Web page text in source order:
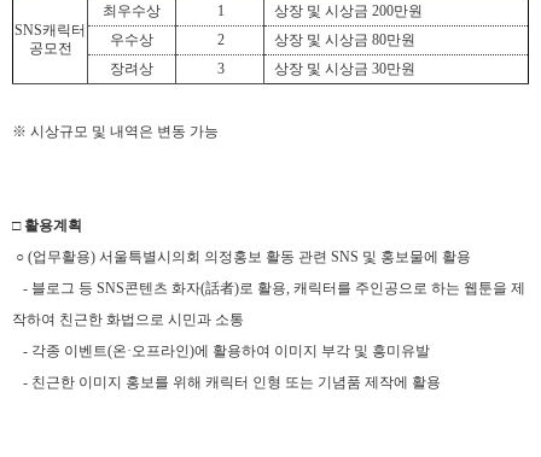
SNS캐릭터
공모전
최우수상 1
상장 및 시상금 200만원
우수상
2
상장 및 시상금 80만원
장려상
3 상장 및 시상금 30만원
※ 시상규모 및 내역은 변동 가능
□ 활용계획
○ (업무활용) 서울특별시의회 의정홍보 활동 관련 SNS 및 홍보물에 활용
- 블로그 등 SNS콘텐츠 화자(話者)로 활용, 캐릭터를 주인공으로 하는 웹툰을 제
작하여 친근한 화법으로 시민과 소통
- 각종 이벤트(온·오프라인)에 활용하여 이미지 부각 및 흥미유발
- 친근한 이미지 홍보를 위해 캐릭터 인형 또는 기념품 제작에 활용